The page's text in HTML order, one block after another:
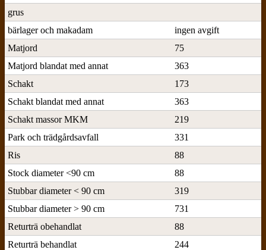
grus
bärlager och makadam
ingen avgift
Matjord
75
Matjord blandat med annat
363
Schakt
173
Schakt blandat med annat
363
Schakt massor MKM
219
Park och trädgårdsavfall
331
Ris
88
Stock diameter <90 cm
88
Stubbar diameter < 90 cm
319
Stubbar diameter > 90 cm
731
Returträ obehandlat
88
Returträ behandlat
244